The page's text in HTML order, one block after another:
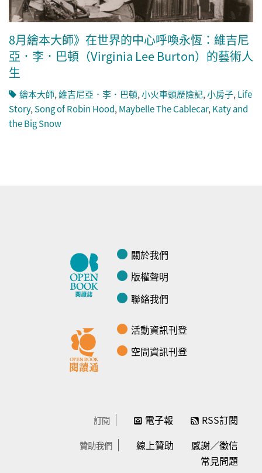
8月繪本大師》在世界的中心呼喚永恆：維吉尼
亞．李．巴頓（Virginia Lee Burton）的藝術人
生
繪本大師,維吉尼亞．李．巴頓,小火車頭歷險記,小房子,Life
Story,Song of Robin Hood,Maybelle The Cablecar,Katy and
the Big Snow
關於我們
版權聲明
聯絡我們
活動資訊刊登
空間資訊刊登
訂閱 電子報 RSS訂閱
贊助我們 線上贊助
感謝／徵信
常見問題